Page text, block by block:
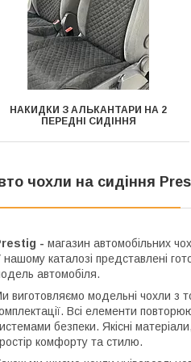
НАКИДКИ З АЛЬКАНТАРИ НА 2
ПЕРЕДНІ СИДІННЯ
чохли на сидіння
- магазин автомобільних
нашому каталозі представлені
автомобіля.
виготовляємо модельні чохли з
Всі елементи
безпеки. Якісні
комфорту та стилю.